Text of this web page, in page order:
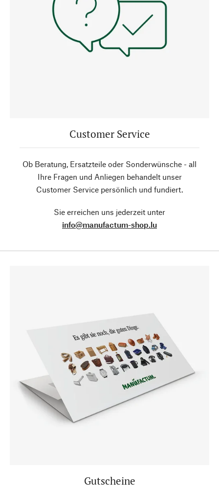
Customer Service
Ob Beratung, Ersatzteile oder Sonderwünsche - all
Ihre Fragen und Anliegen behandelt unser
Customer Service persönlich und fundiert.
Sie erreichen uns jederzeit unter
info@manufactum-shop.lu
Gutscheine